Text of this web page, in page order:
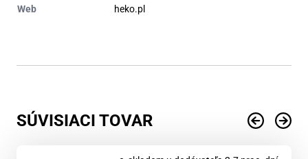
Web heko.pl
SÚVISIACI TOVAR